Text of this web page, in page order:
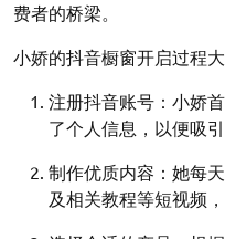
费者的桥梁。
小娇的抖音橱窗开启过程
注册抖音账号：小娇
了个人信息，以便吸引
制作优质内容：她每
及相关教程等短视频